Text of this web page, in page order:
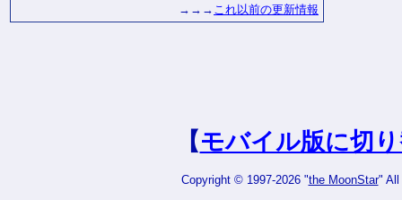
→→→ これ以前の更新情報
【モバイル版に切
Copyright © 1997-2026 "the MoonStar" All